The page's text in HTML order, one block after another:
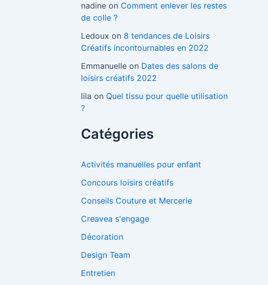
nadine on Comment enlever les restes
de colle ?
Ledoux on 8 tendances de Loisirs
Créatifs incontournables en 2022
Emmanuelle on Dates des salons de
loisirs créatifs 2022
lila on Quel tissu pour quelle utilisation
?
Catégories
Activités manuelles pour enfant
Concours loisirs créatifs
Conseils Couture et Mercerie
Creavea s'engage
Décoration
Design Team
Entretien